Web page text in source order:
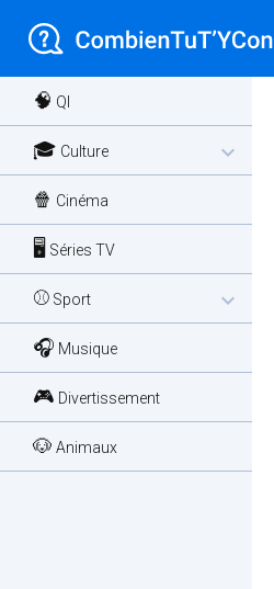
🧠 QI
🎓 Culture expand_more
🍿 Cinéma
🖥️ Séries TV
⚾ Sport expand_more
🎧 Musique
🎮 Divertissement
🐶 Animaux